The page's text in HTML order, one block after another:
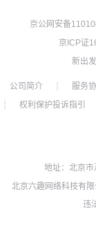
京公网安备
京ICP证
新出
公司简介 ┊ 服务
┊
权利保护投诉指引
地址：北京
北京六趣网络科技有限
违